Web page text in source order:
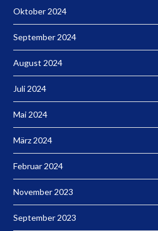
Oktober 2024
September 2024
August 2024
Juli 2024
Mai 2024
März 2024
Februar 2024
November 2023
September 2023